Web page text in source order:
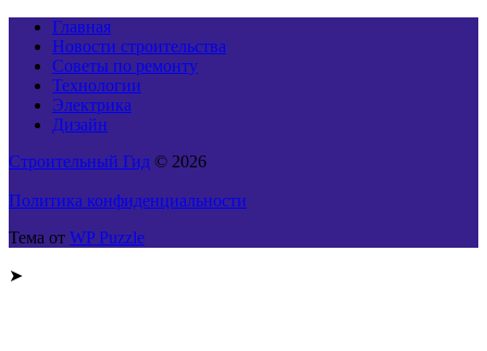
Главная
Новости строительства
Советы по ремонту
Технологии
Электрика
Дизайн
Строительный Гид © 2026
Политика конфиденциальности
Тема от WP Puzzle
➤